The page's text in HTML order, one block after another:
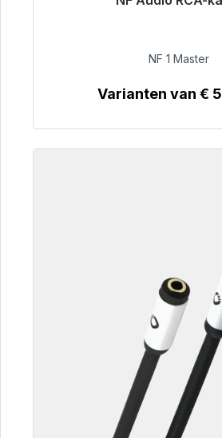
Klaar voor onmiddellijke
€ 99,00
NF 1 Master
Varianten van €